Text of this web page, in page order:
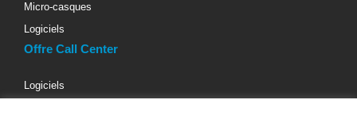
Micro-casques
Logiciels
Offre Call Center
Logiciels